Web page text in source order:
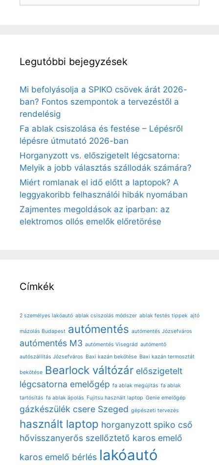
Legutóbbi bejegyzések
Mi befolyásolja a SPIKO csövek árát 2026-
ban? Fontos szempontok a tervezéstől a
rendelésig
Fa ablak csiszolása és festése – Lépésről
lépésre útmutató 2026-ban
Horganyzott vs. előszigetelt légcsatorna:
Melyik a jobb választás szállodák számára?
Miért romlanak el idő előtt a laptopok? A
leggyakoribb felhasználói hibák nyomában
Zajmentes megoldások az iparban: az
elektromos ollós emelők előretörése
Címkék
2 személyes lakóautó ablak csiszolás módszer ablak festés tippek ajtó
mázolás Budapest autómentés autómentés Józsefváros
autómentés M3 autómentés Visegrád autómentő
autószállítás Józsefváros Baxi kazán bekötése Baxi kazán termosztát
bekötése Bearlock váltózár előszigetelt
légcsatorna emelőgép fa ablak megújítás fa ablak
tartósítás fa ablak ápolás Fujitsu használt laptop Genie emelőgép
gázkészülék csere Szeged gépészeti tervezés
használt laptop horganyzott spiko cső
hővisszanyerős szellőztető karos emelő
karos emelő bérlés lakóautó